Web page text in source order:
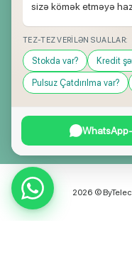
2026 ©
sizə kömək etməyə
TEZ-TEZ VERILƏN SUALLAR:
Stokda var? Kredit
Pulsuz Çatdırılma var?